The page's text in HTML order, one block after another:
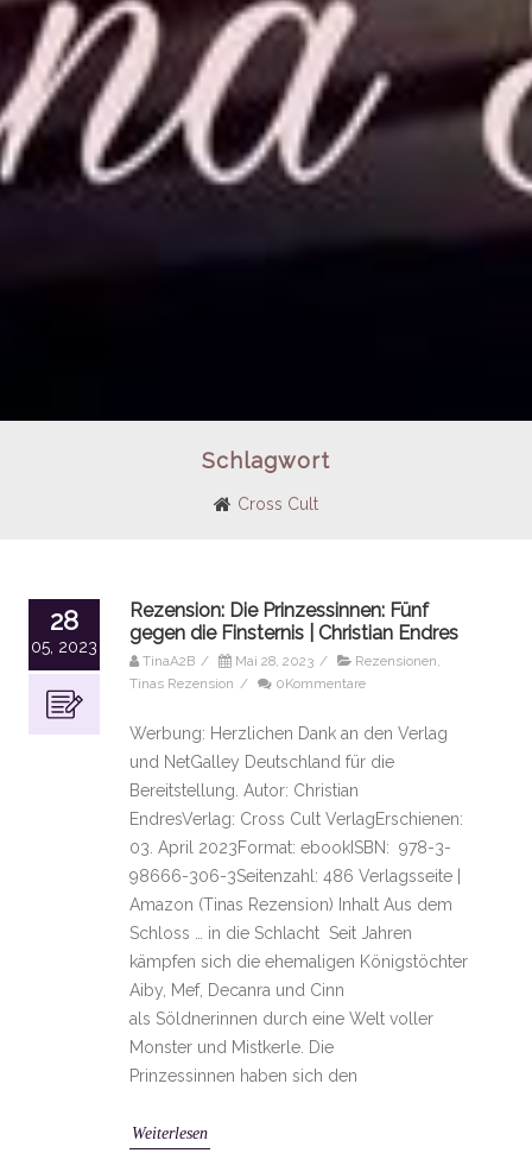
Schlagwort
Cross Cult
28
05, 2023
Rezension: Die Prinzessinnen: Fünf
gegen die Finsternis | Christian Endres
TinaA2B / Mai 28, 2023 / Rezensionen,
Tinas Rezension / 0Kommentare
Werbung: Herzlichen Dank an den Verlag
und NetGalley Deutschland für die
Bereitstellung. Autor: Christian
EndresVerlag: Cross Cult VerlagErschienen:
03. April 2023Format: ebookISBN: 978-3-
98666-306-3Seitenzahl: 486 Verlagsseite |
Amazon (Tinas Rezension) Inhalt Aus dem
Schloss … in die Schlacht Seit Jahren
kämpfen sich die ehemaligen Königstöchter
Aiby, Mef, Decanra und Cinn
als Söldnerinnen durch eine Welt voller
Monster und Mistkerle. Die
Prinzessinnen haben sich den
Weiterlesen